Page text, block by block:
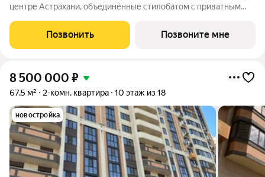
центре Астрахани, объединённые стилобатом с приватным
доступности находятся лучшие школы, гимназии и детские
Позвонить Позвоните мне
8 500 000 ₽
67,5 м² 2-комн. квартира 10 этаж из 18
новостройка